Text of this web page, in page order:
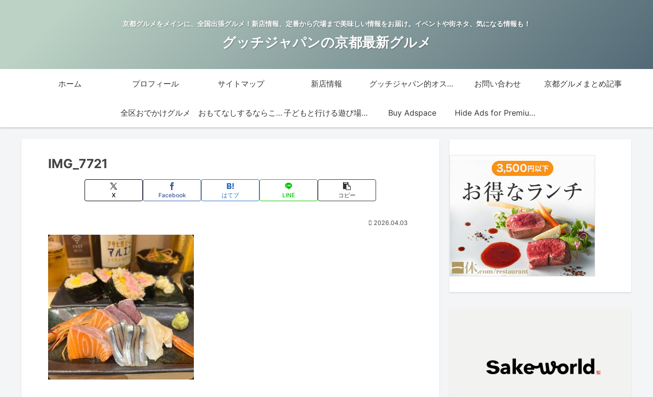
京都グルメをメインに、全国出張グルメ！新店情報、定番から穴場まで美味しい情報をお届け。イベントや街ネタ、気になる情報も！
グッチジャパンの京都最新グルメ
ホーム プロフィール サイトマップ 新店情報 グッチジャパン的オススメ店 お問い合わせ 京都グルメまとめ記事
全区おでかけグルメ おもてなしするならこの店 子どもと行ける遊び場・お店 Buy Adspace Hide Ads for Premium Members
IMG_7721
X Facebook はてブ LINE コピー
2026.04.03